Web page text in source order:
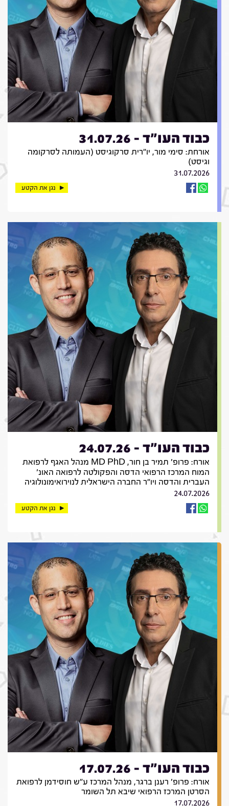
כבוד העו"ד - 31.07.26
אורחת: סימי מור, יו"רית סרקוגיסט (העמותה לסרקומה
וגיסט)
31.07.2026
נגן את הקטע
כבוד העו"ד - 24.07.26
אורח: פרופ' תמיר בן חור, MD PhD מנהל האגף לרפואת
המוח המרכז הרפואי הדסה והפקולטה לרפואה האונ'
העברית והדסה ויו"ר החברה הישראלית לנוירואימונולוגיה
24.07.2026
נגן את הקטע
כבוד העו"ד - 17.07.26
אורח: פרופ' רענן ברגר, מנהל המרכז ע"ש חוסידמן לרפואת
הסרטן המרכז הרפואי שיבא תל השומר
17.07.2026